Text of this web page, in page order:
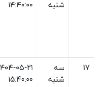
شنبه
۱۴:۴۰:۰۰
17
سه
شنبه
۱۴۰۴-۰۵-۲۱
۱۵:۴۰:۰۰